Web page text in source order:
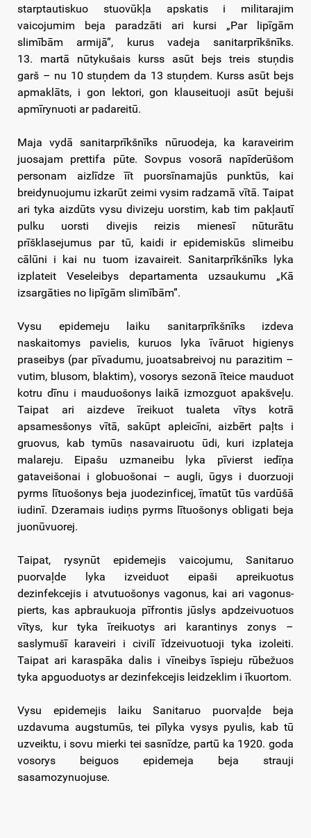
starptautiskuo stuovūkļa apskatis i militarajim
vaicojumim beja paradzāti ari kursi „Par lipīgām
slimībām armijā”, kurus vadeja sanitarprīkšnīks.
13. martā nūtykušais kurss asūt bejs treis stuņdis
garš – nu 10 stuņdem da 13 stuņdem. Kurss asūt bejs
apmaklāts, i gon lektori, gon klauseituoji asūt bejuši
apmīrynuoti ar padareitū.
Maja vydā sanitarprīkšnīks nūruodeja, ka karaveirim
juosajam prettifa pūte. Sovpus vosorā napīderūšom
personam aizlīdze īīt puorsīnamajūs punktūs, kai
breidynuojumu izkarūt zeimi vysim radzamā vītā. Taipat
ari tyka aizdūts vysu divizeju uorstim, kab tim pakļautī
pulku uorsti divejis reizis mienesī nūturātu
prīšklasejumus par tū, kaidi ir epidemiskūs slimeibu
cālūni i kai nu tuom izavaireit. Sanitarprīkšnīks lyka
izplateit Veseleibys departamenta uzsaukumu „Kā
izsargāties no lipīgām slimībām”.
Vysu epidemeju laiku sanitarprīkšnīks izdeva
naskaitomys pavielis, kuruos lyka īvāruot higienys
praseibys (par pīvadumu, juoatsabreivoj nu parazitim –
vutim, blusom, blaktim), vosorys sezonā īteice mauduot
kotru dīnu i mauduošonys laikā izmozguot apakšveļu.
Taipat ari aizdeve īreikuot tualeta vītys kotrā
apsamesšonys vītā, sakūpt apleicīni, aizbērt paļts i
gruovus, kab tymūs nasavairuotu ūdi, kuri izplateja
malareju. Eipašu uzmaneibu lyka pīvierst iedīņa
gataveišonai i globuošonai – augli, ūgys i duorzuoji
pyrms lītuošonys beja juodezinficej, īmatūt tūs vardūšā
iudinī. Dzeramais iudiņs pyrms lītuošonys obligati beja
juonūvuorej.
Taipat, rysynūt epidemejis vaicojumu, Sanitaruo
puorvaļde lyka izveiduot eipaši apreikuotus
dezinfekcejis i atvutuošonys vagonus, kai ari vagonus-
pierts, kas apbraukuoja pīfrontis jūslys apdzeivuotuos
vītys, kur tyka īreikuotys ari karantinys zonys –
saslymušī karaveiri i civilī īdzeivuotuoji tyka izoleiti.
Taipat ari karaspāka dalis i vīneibys īspieju rūbežuos
tyka apguoduotys ar dezinfekcejis leidzeklim i īkuortom.
Vysu epidemejis laiku Sanitaruo puorvaļde beja
uzdavuma augstumūs, tei pīlyka vysys pyulis, kab tū
uzveiktu, i sovu mierki tei sasnīdze, partū ka 1920. goda
vosorys beiguos epidemeja beja strauji
sasamozynuojuse.